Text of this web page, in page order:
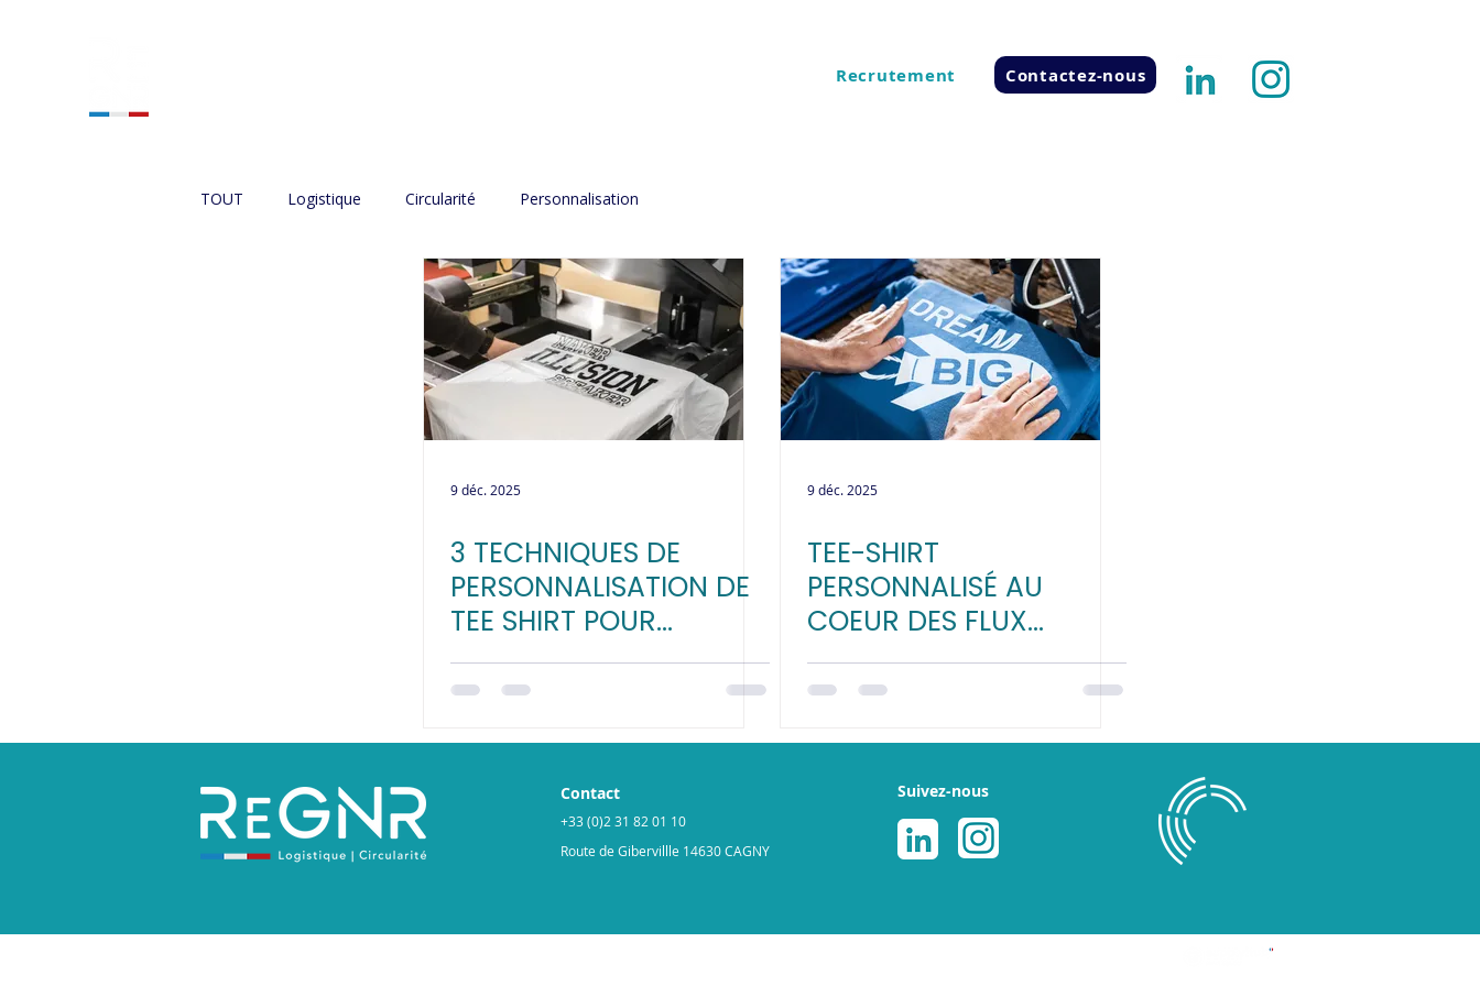
Recrutement Contactez-nous
TOUT Logistique Circularité Personnalisation
9 déc. 2025
3 TECHNIQUES DE
PERSONNALISATION DE
TEE SHIRT POUR
BOOSTER VOS VENTES :
COMPARAISON
9 déc. 2025
TEE-SHIRT
PERSONNALISÉ AU
COEUR DES FLUX
LOGISTIQUES :
L'AVANTAGE ReGNR
Contact
+33 (0)2 31 82 01 10
Route de Gibervillle 14630 CAGNY
Suivez-nous